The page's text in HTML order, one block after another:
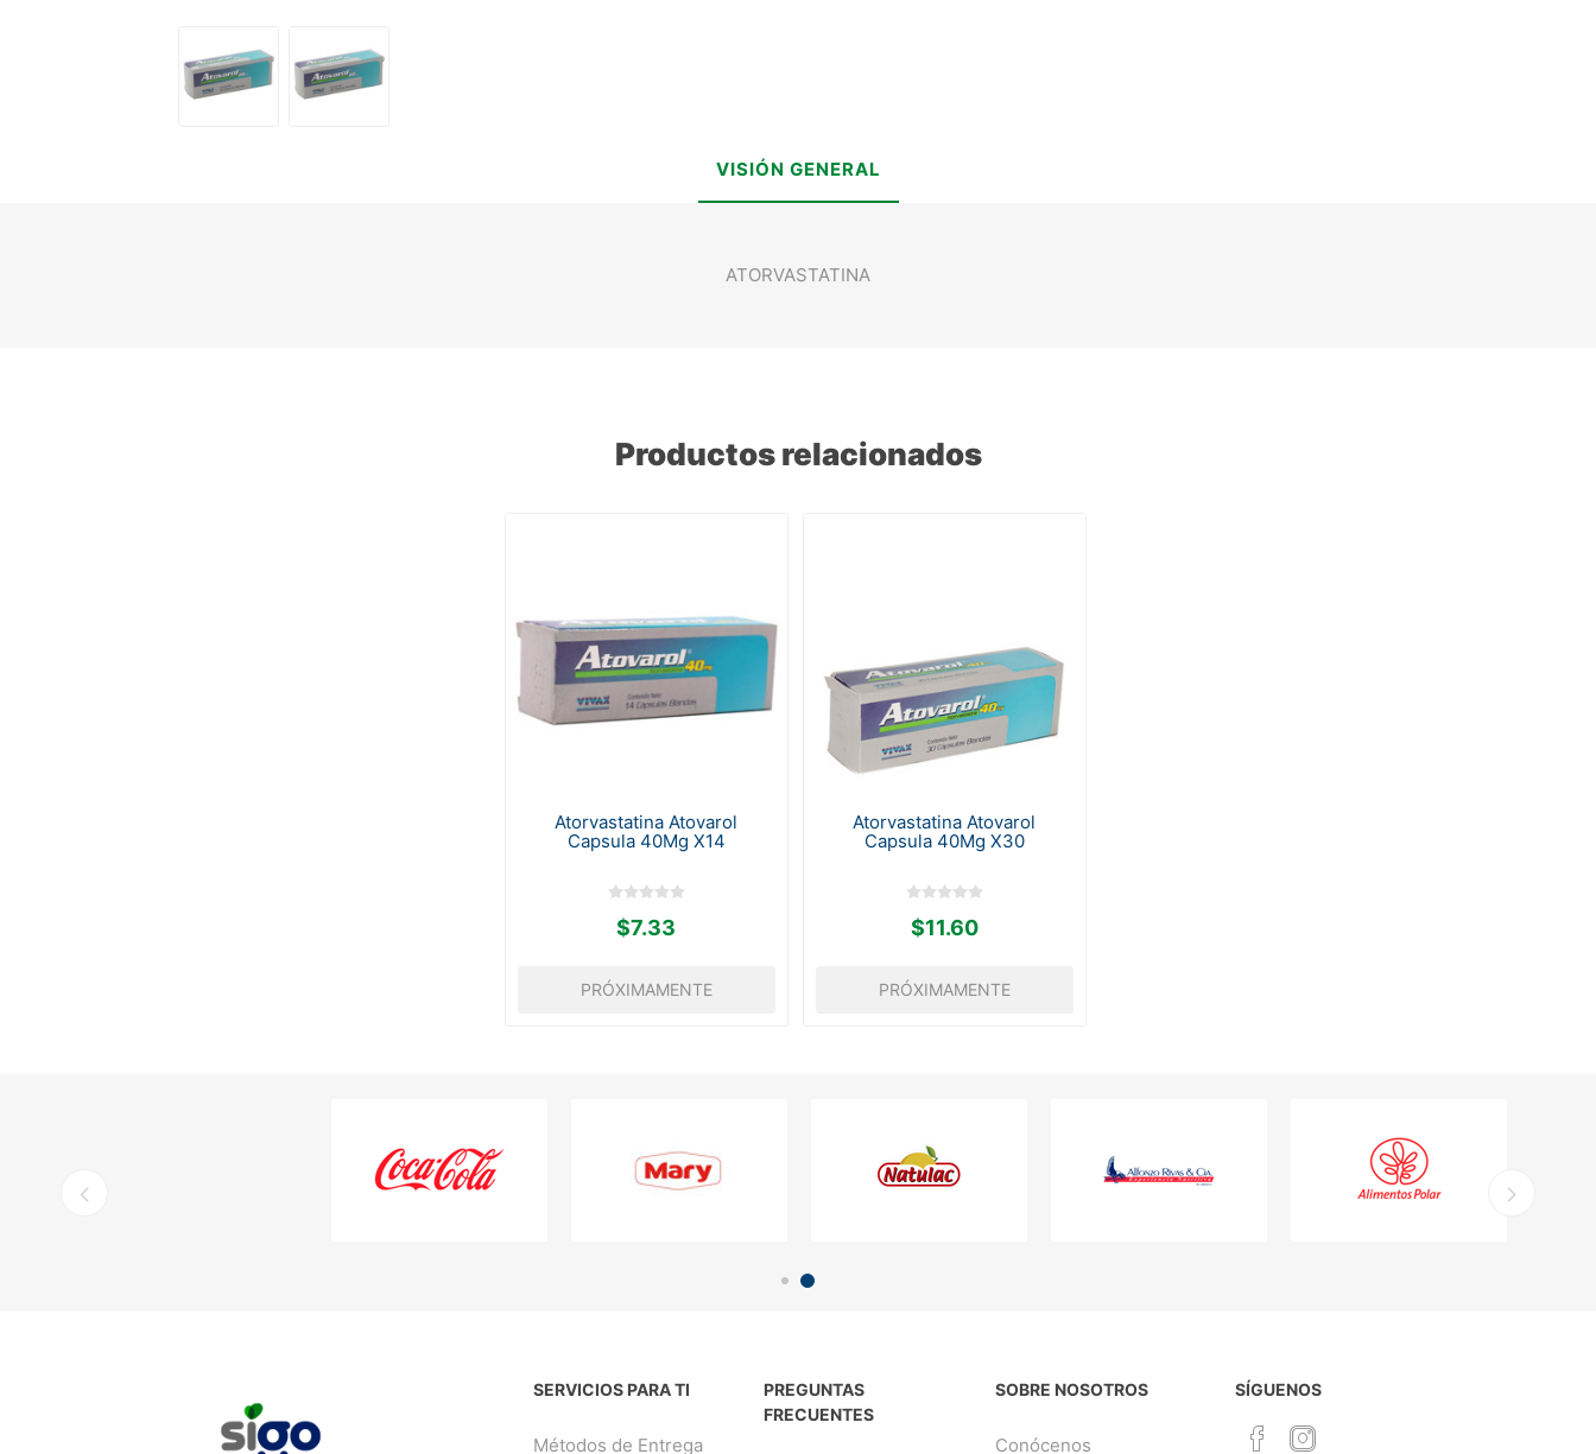
VISIÓN GENERAL
ATORVASTATINA
Productos relacionados
Atorvastatina Atovarol
Capsula 40Mg X14
$7.33
PRÓXIMAMENTE
Atorvastatina Atovarol
Capsula 40Mg X30
$11.60
PRÓXIMAMENTE
SERVICIOS PARA TI
Métodos de Entrega
PREGUNTAS
FRECUENTES
SOBRE NOSOTROS
Conócenos
SÍGUENOS